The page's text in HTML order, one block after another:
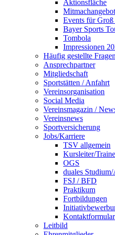
Aktionsfläche
Events für
Bayer Sports
Tombola
Impressionen
Häufig gestellte Fragen
Ansprechpartner
Mitgliedschaft
Sportstätten / Anfahrt
Vereinsorganisation
Social Media
Vereinsmagazin /
Vereinsnews
Sportversicherung
Jobs/Karriere
TSV allgemein
Kursleiter/
OGS
duales
FSJ / BFD
Praktikum
Fortbildungen
Leitbild